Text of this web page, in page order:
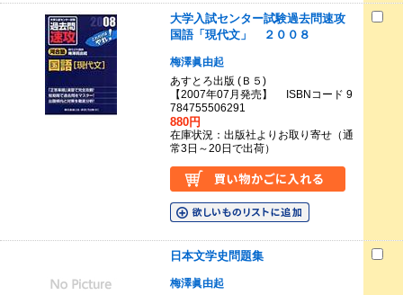
大学入試センター試験過去問速攻
国語「現代文」 ２００８
梅澤眞由起
あすとろ出版 (Ｂ５)
【2007年07月発売】 ISBNコード 9
784755506291
880円
在庫状況：出版社よりお取り寄せ（通
常3日～20日で出荷）
日本文学史問題集
梅澤眞由起